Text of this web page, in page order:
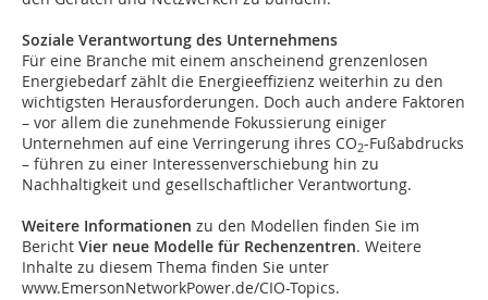
Soziale Verantwortung des Unternehmens
Für eine Branche mit einem anscheinend grenzenlosen
Energiebedarf zählt die Energieeffizienz weiterhin zu den
wichtigsten Herausforderungen. Doch auch andere Faktoren
– vor allem die zunehmende Fokussierung einiger
Unternehmen auf eine Verringerung ihres CO2-Fußabdrucks
– führen zu einer Interessenverschiebung hin zu
Nachhaltigkeit und gesellschaftlicher Verantwortung.
Weitere Informationen zu den Modellen finden Sie im
Bericht Vier neue Modelle für Rechenzentren. Weitere
Inhalte zu diesem Thema finden Sie unter
www.EmersonNetworkPower.de/CIO-Topics.